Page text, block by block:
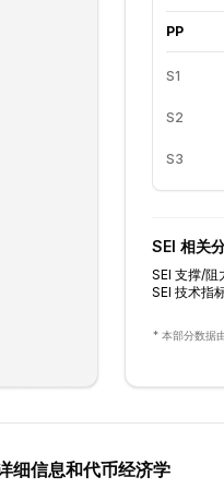
PP
S1
S2
S3
SEI 相关
SEI 支撑/阻
SEI 技术指
* 本部分数据
细信息和代币经济学